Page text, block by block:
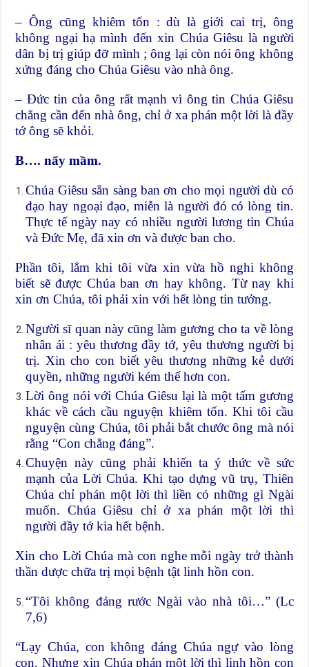
– Ông cũng khiêm tốn : dù là giới cai trị, ông
không ngại hạ mình đến xin Chúa Giêsu là người
dân bị trị giúp đỡ mình ; ông lại còn nói ông không
xứng đáng cho Chúa Giêsu vào nhà ông.
– Đức tin của ông rất mạnh vì ông tin Chúa Giêsu
chẳng cần đến nhà ông, chỉ ở xa phán một lời là đầy
tớ ông sẽ khỏi.
B…. nẩy mầm.
Chúa Giêsu sẵn sàng ban ơn cho mọi người dù có
đạo hay ngoại đạo, miễn là người đó có lòng tin.
Thực tế ngày nay có nhiều người lương tin Chúa
và Đức Mẹ, đã xin ơn và được ban cho.
Phần tôi, lắm khi tôi vừa xin vừa hồ nghi không
biết sẽ được Chúa ban ơn hay không. Từ nay khi
xin ơn Chúa, tôi phải xin với hết lòng tin tưởng.
Người sĩ quan này cũng làm gương cho ta về lòng
nhân ái : yêu thương đầy tớ, yêu thương người bị
trị. Xin cho con biết yêu thương những kẻ dưới
quyền, những người kém thế hơn con.
Lời ông nói với Chúa Giêsu lại là một tấm gương
khác về cách cầu nguyện khiêm tốn. Khi tôi cầu
nguyện cùng Chúa, tôi phải bắt chước ông mà nói
rằng “Con chẳng đáng”.
Chuyện này cũng phải khiến ta ý thức về sức
mạnh của Lời Chúa. Khi tạo dựng vũ trụ, Thiên
Chúa chỉ phán một lời thì liền có những gì Ngài
muốn. Chúa Giêsu chỉ ở xa phán một lời thì
người đầy tớ kia hết bệnh.
Xin cho Lời Chúa mà con nghe mỗi ngày trở thành
thần dược chữa trị mọi bệnh tật linh hồn con.
“Tôi không đáng rước Ngài vào nhà tôi…” (Lc
7,6)
“Lạy Chúa, con không đáng Chúa ngự vào lòng
con. Nhưng xin Chúa phán một lời thì linh hồn con